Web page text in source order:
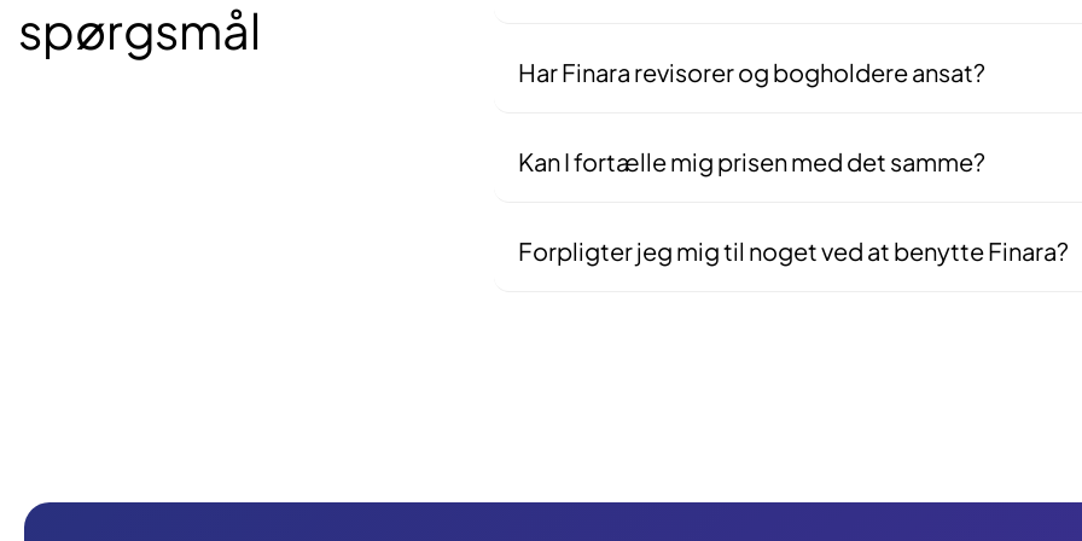
spørgsmål
Har Finara revisorer og bogholdere ansat?
Kan I fortælle mig prisen med det samme?
Forpligter jeg mig til noget ved at benytte Finara?